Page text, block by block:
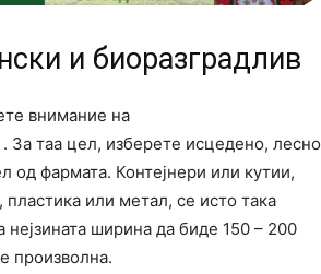
и биоразградлив
внимание на
За таа цел, изберете исцедено, лесно
од фармата. Контејнери или кутии,
или метал, се исто така
ширина да биде 150 – 200
произволна.